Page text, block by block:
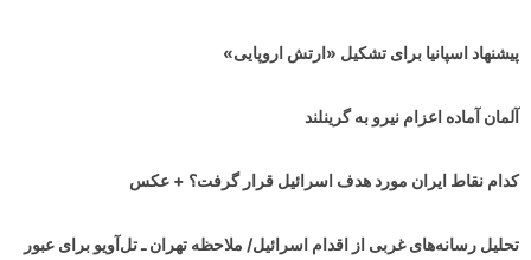
پیشنهاد اسپانیا برای تشکیل «ارتش اروپایی»
آلمان آماده اعزام نیرو به گرینلند
کدام نقاط ایران مورد هدف اسرائیل قرار گرفت؟ + عکس
تحلیل رسانه‌های غربی از اقدام اسرائیل/ ملاحظه تهران ـ تل‌آویو برای عبور